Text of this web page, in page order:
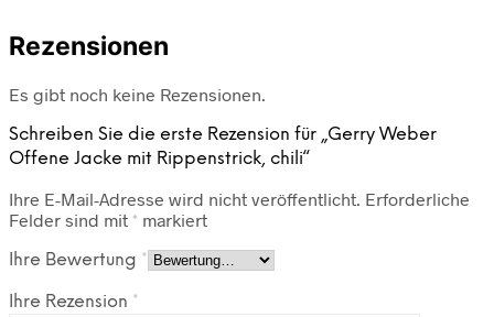
Rezensionen
Es gibt noch keine Rezensionen.
Schreiben Sie die erste Rezension für „Gerry Weber
Offene Jacke mit Rippenstrick, chili“
Ihre E-Mail-Adresse wird nicht veröffentlicht. Erforderliche
Felder sind mit * markiert
Ihre Bewertung *
Ihre Rezension *